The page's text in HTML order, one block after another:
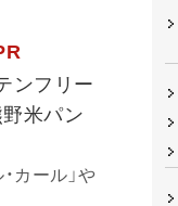
ンフリー
米パン
カール」や